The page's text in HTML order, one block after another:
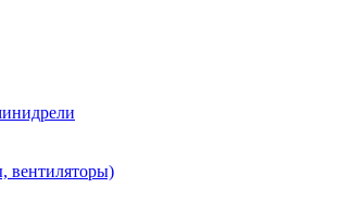
вентиляторы)